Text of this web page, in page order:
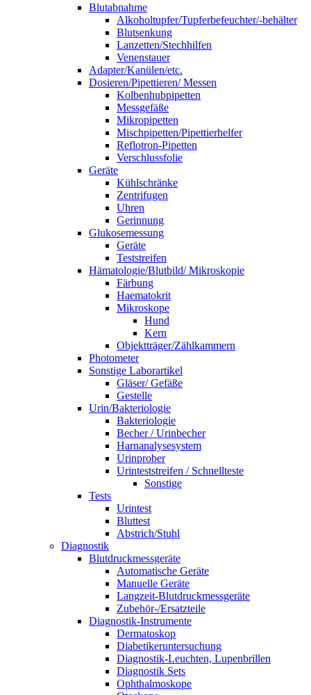
Blutabnahme
Alkoholtupfer/Tupferbefeuchter/-behälter
Blutsenkung
Lanzetten/Stechhilfen
Venenstauer
Adapter/Kanülen/etc.
Dosieren/Pipettieren/ Messen
Kolbenhubpipetten
Messgefäße
Mikropipetten
Mischpipetten/Pipettierhelfer
Reflotron-Pipetten
Verschlussfolie
Geräte
Kühlschränke
Zentrifugen
Uhren
Gerinnung
Glukosemessung
Geräte
Teststreifen
Hämatologie/Blutbild/ Mikroskopie
Färbung
Haematokrit
Mikroskope
Hund
Kern
Objektträger/Zählkammern
Photometer
Sonstige Laborartikel
Gläser/ Gefäße
Gestelle
Urin/Bakteriologie
Bakteriologie
Becher / Urinbecher
Harnanalysesystem
Urinprober
Urinteststreifen / Schnellteste
Sonstige
Tests
Urintest
Bluttest
Abstrich/Stuhl
Diagnostik
Blutdruckmessgeräte
Automatische Geräte
Manuelle Geräte
Langzeit-Blutdruckmessgeräte
Zubehör-/Ersatzteile
Diagnostik-Instrumente
Dermatoskop
Diabetikeruntersuchung
Diagnostik-Leuchten, Lupenbrillen
Diagnostik Sets
Ophthalmoskope